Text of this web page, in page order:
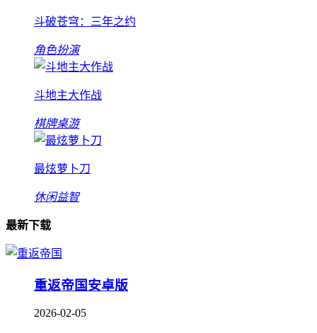
斗破苍穹：三年之约
角色扮演
斗地主大作战
棋牌桌游
最炫萝卜刀
休闲益智
最新下载
重返帝国安卓版
2026-02-05